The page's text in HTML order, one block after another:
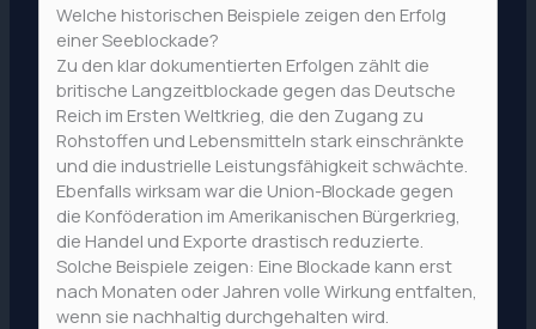
Welche historischen Beispiele zeigen den Erfolg
einer Seeblockade?
Zu den klar dokumentierten Erfolgen zählt die
britische Langzeitblockade gegen das Deutsche
Reich im Ersten Weltkrieg, die den Zugang zu
Rohstoffen und Lebensmitteln stark einschränkte
und die industrielle Leistungsfähigkeit schwächte.
Ebenfalls wirksam war die Union-Blockade gegen
die Konföderation im Amerikanischen Bürgerkrieg,
die Handel und Exporte drastisch reduzierte.
Solche Beispiele zeigen: Eine Blockade kann erst
nach Monaten oder Jahren volle Wirkung entfalten,
wenn sie nachhaltig durchgehalten wird.